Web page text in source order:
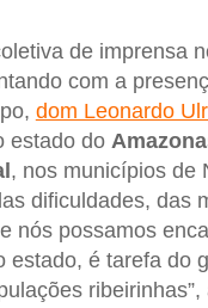
de imprensa
com a
dom Leonardo
estado do
, nos municípios de
dificuldades, das
nós possamos
estado, é tarefa do